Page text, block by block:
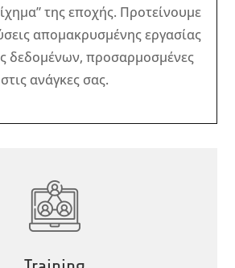
της εποχής. Προτείνουμε
απομακρυσμένης εργασίας
δεδομένων, προσαρμοσμένες
στις ανάγκες σας.